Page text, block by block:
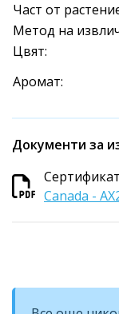
Част от
Метод на
Цвят:
Аромат:
Документи за
Сертификат
Canada -